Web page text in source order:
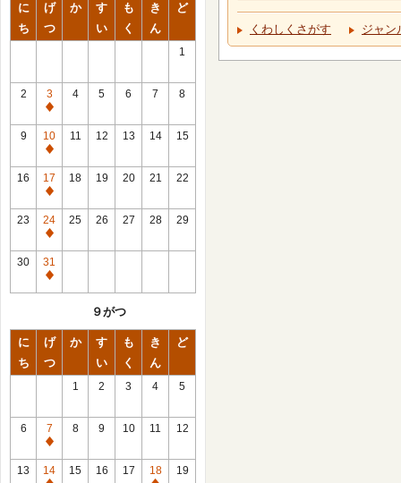
に
ち
げ
つ
か
す
い
も
く
き
ん
ど
1
2
3
休
館
日
4 5 6 7 8
9
10
休
館
日
11 12 13 14 15
16
17
休
館
日
18 19 20 21 22
23
24
休
館
日
25 26 27 28 29
30
31
休
９がつ
に
ち
げ
つ
か
す
い
も
く
き
ん
ど
1 2 3 4 5
6
7
休
館
8 9 10 11 12
13
14
15 16 17
18
19
くわしくさがす ジャン